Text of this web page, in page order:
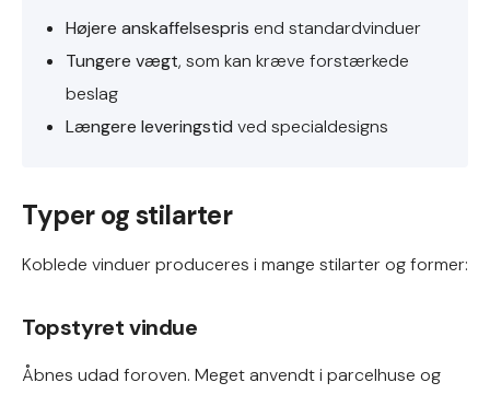
Højere anskaffelsespris end standardvinduer
Tungere vægt, som kan kræve forstærkede
beslag
Længere leveringstid ved specialdesigns
Typer og stilarter
Koblede vinduer produceres i mange stilarter og former:
Topstyret vindue
Åbnes udad foroven. Meget anvendt i parcelhuse og